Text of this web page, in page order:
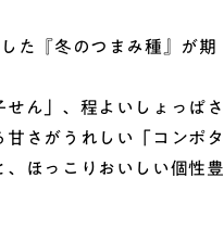
た『冬のつまみ種』が期
ん」、程よいしょっぱさ
さがうれしい「コンポタ
ほっこりおいしい個性豊